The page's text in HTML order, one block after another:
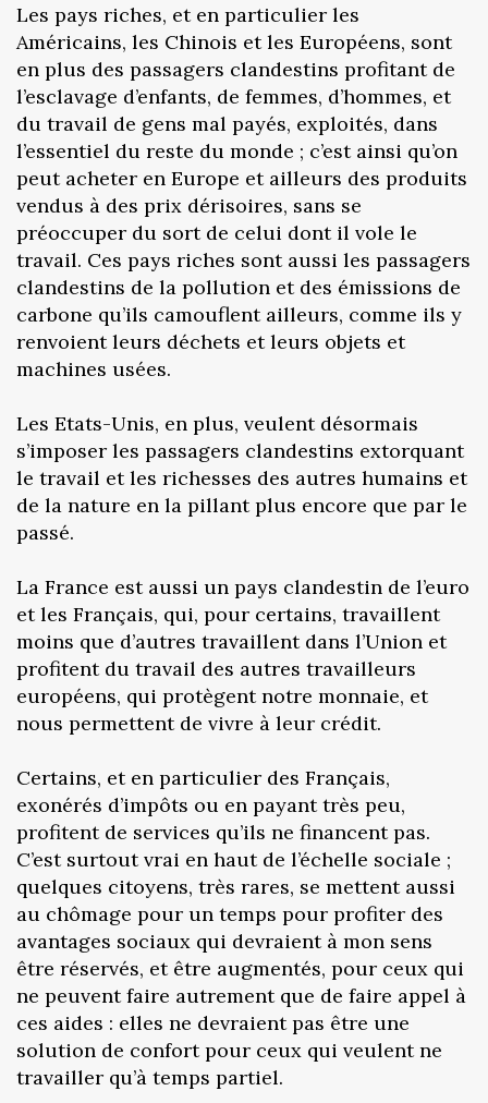
Les pays riches, et en particulier les
Américains, les Chinois et les Européens, sont
en plus des passagers clandestins profitant de
l’esclavage d’enfants, de femmes, d’hommes, et
du travail de gens mal payés, exploités, dans
l’essentiel du reste du monde ; c’est ainsi qu’on
peut acheter en Europe et ailleurs des produits
vendus à des prix dérisoires, sans se
préoccuper du sort de celui dont il vole le
travail. Ces pays riches sont aussi les passagers
clandestins de la pollution et des émissions de
carbone qu’ils camouflent ailleurs, comme ils y
renvoient leurs déchets et leurs objets et
machines usées.
Les Etats-Unis, en plus, veulent désormais
s’imposer les passagers clandestins extorquant
le travail et les richesses des autres humains et
de la nature en la pillant plus encore que par le
passé.
La France est aussi un pays clandestin de l’euro
et les Français, qui, pour certains, travaillent
moins que d’autres travaillent dans l’Union et
profitent du travail des autres travailleurs
européens, qui protègent notre monnaie, et
nous permettent de vivre à leur crédit.
Certains, et en particulier des Français,
exonérés d’impôts ou en payant très peu,
profitent de services qu’ils ne financent pas.
C’est surtout vrai en haut de l’échelle sociale ;
quelques citoyens, très rares, se mettent aussi
au chômage pour un temps pour profiter des
avantages sociaux qui devraient à mon sens
être réservés, et être augmentés, pour ceux qui
ne peuvent faire autrement que de faire appel à
ces aides : elles ne devraient pas être une
solution de confort pour ceux qui veulent ne
travailler qu’à temps partiel.